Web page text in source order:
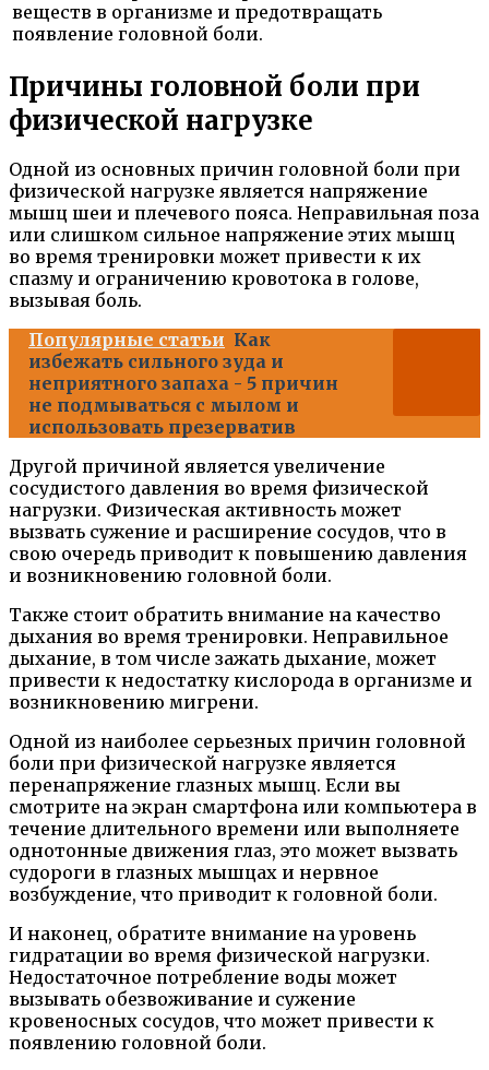
веществ в организме и предотвращать
появление головной боли.
Причины головной боли при
физической нагрузке
Одной из основных причин головной боли при
физической нагрузке является напряжение
мышц шеи и плечевого пояса. Неправильная поза
или слишком сильное напряжение этих мышц
во время тренировки может привести к их
спазму и ограничению кровотока в голове,
вызывая боль.
Популярные статьи Как
избежать сильного зуда и
неприятного запаха - 5 причин
не подмываться с мылом и
использовать презерватив
Другой причиной является увеличение
сосудистого давления во время физической
нагрузки. Физическая активность может
вызвать сужение и расширение сосудов, что в
свою очередь приводит к повышению давления
и возникновению головной боли.
Также стоит обратить внимание на качество
дыхания во время тренировки. Неправильное
дыхание, в том числе зажать дыхание, может
привести к недостатку кислорода в организме и
возникновению мигрени.
Одной из наиболее серьезных причин головной
боли при физической нагрузке является
перенапряжение глазных мышц. Если вы
смотрите на экран смартфона или компьютера в
течение длительного времени или выполняете
однотонные движения глаз, это может вызвать
судороги в глазных мышцах и нервное
возбуждение, что приводит к головной боли.
И наконец, обратите внимание на уровень
гидратации во время физической нагрузки.
Недостаточное потребление воды может
вызывать обезвоживание и сужение
кровеносных сосудов, что может привести к
появлению головной боли.